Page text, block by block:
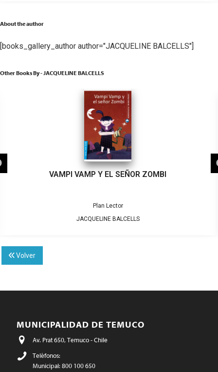
About the author
[books_gallery_author author="JACQUELINE BALCELLS"]
Other Books By - JACQUELINE BALCELLS
VAMPI VAMP Y EL SEÑOR ZOMBI
Plan Lector
JACQUELINE BALCELLS
Volver
MUNICIPALIDAD DE TEMUCO
Av. Prat 650, Temuco - Chile
Teléfonos:
Municipal: 800 100 650